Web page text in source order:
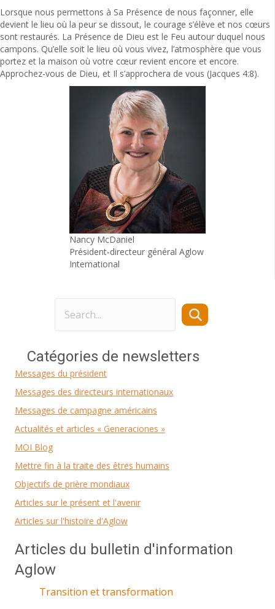
Lorsque nous permettons à Sa Présence de nous façonner, elle
devient le lieu où la peur se dissout, le courage s’élève et nos cœurs
sont restaurés. La Présence de Dieu est le Feu autour duquel nous
campons. Qu’elle soit le lieu où vous vivez, l’atmosphère que vous
portez et la maison où votre cœur revient encore et encore.
Approchez-vous de Dieu, et Il s’approchera de vous (Jacques 4:8).
Nancy McDaniel
Président-directeur général Aglow
International
Catégories de newsletters
Messages du président
Messages des directeurs internationaux
Messages de campagne américains
Actualités et articles « Generaciones »
MOI Blog
Mettre fin à la traite des êtres humains
Objectifs de prière mondiaux
Articles sur le présent et l'avenir
Articles sur l'histoire d'Aglow
Articles du bulletin d'information
Aglow
Transition et transformation